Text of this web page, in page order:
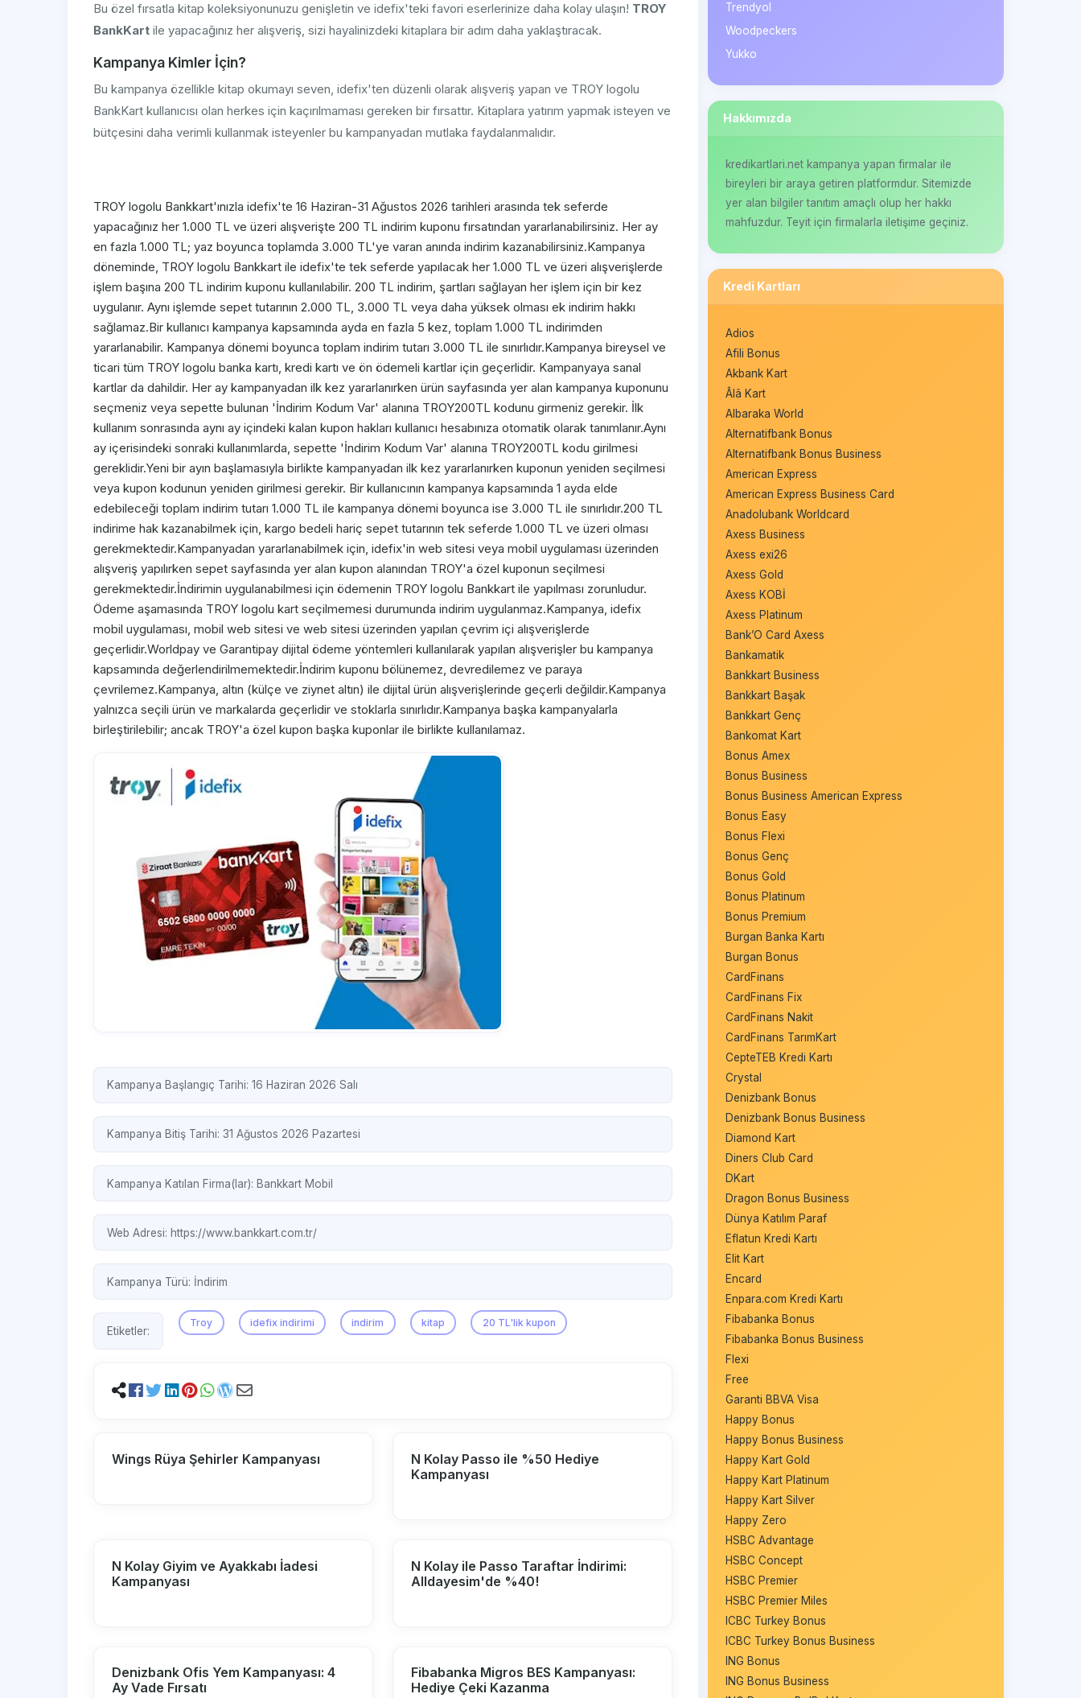
Bu özel fırsatla kitap koleksiyonunuzu genişletin ve idefix'teki favori eserlerinize daha kolay ulaşın! TROY
BankKart ile yapacağınız her alışveriş, sizi hayalinizdeki kitaplara bir adım daha yaklaştıracak.
Kampanya Kimler İçin?
Bu kampanya özellikle kitap okumayı seven, idefix'ten düzenli olarak alışveriş yapan ve TROY logolu
BankKart kullanıcısı olan herkes için kaçırılmaması gereken bir fırsattır. Kitaplara yatırım yapmak isteyen ve
bütçesini daha verimli kullanmak isteyenler bu kampanyadan mutlaka faydalanmalıdır.
TROY logolu Bankkart'ınızla idefix'te 16 Haziran-31 Ağustos 2026 tarihleri arasında tek seferde
yapacağınız her 1.000 TL ve üzeri alışverişte 200 TL indirim kuponu fırsatından yararlanabilirsiniz. Her ay
en fazla 1.000 TL; yaz boyunca toplamda 3.000 TL'ye varan anında indirim kazanabilirsiniz.Kampanya
döneminde, TROY logolu Bankkart ile idefix'te tek seferde yapılacak her 1.000 TL ve üzeri alışverişlerde
işlem başına 200 TL indirim kuponu kullanılabilir. 200 TL indirim, şartları sağlayan her işlem için bir kez
uygulanır. Aynı işlemde sepet tutarının 2.000 TL, 3.000 TL veya daha yüksek olması ek indirim hakkı
sağlamaz.Bir kullanıcı kampanya kapsamında ayda en fazla 5 kez, toplam 1.000 TL indirimden
yararlanabilir. Kampanya dönemi boyunca toplam indirim tutarı 3.000 TL ile sınırlıdır.Kampanya bireysel ve
ticari tüm TROY logolu banka kartı, kredi kartı ve ön ödemeli kartlar için geçerlidir. Kampanyaya sanal
kartlar da dahildir. Her ay kampanyadan ilk kez yararlanırken ürün sayfasında yer alan kampanya kuponunu
seçmeniz veya sepette bulunan 'İndirim Kodum Var' alanına TROY200TL kodunu girmeniz gerekir. İlk
kullanım sonrasında aynı ay içindeki kalan kupon hakları kullanıcı hesabınıza otomatik olarak tanımlanır.Aynı
ay içerisindeki sonraki kullanımlarda, sepette 'İndirim Kodum Var' alanına TROY200TL kodu girilmesi
gereklidir.Yeni bir ayın başlamasıyla birlikte kampanyadan ilk kez yararlanırken kuponun yeniden seçilmesi
veya kupon kodunun yeniden girilmesi gerekir. Bir kullanıcının kampanya kapsamında 1 ayda elde
edebileceği toplam indirim tutarı 1.000 TL ile kampanya dönemi boyunca ise 3.000 TL ile sınırlıdır.200 TL
indirime hak kazanabilmek için, kargo bedeli hariç sepet tutarının tek seferde 1.000 TL ve üzeri olması
gerekmektedir.Kampanyadan yararlanabilmek için, idefix'in web sitesi veya mobil uygulaması üzerinden
alışveriş yapılırken sepet sayfasında yer alan kupon alanından TROY'a özel kuponun seçilmesi
gerekmektedir.İndirimin uygulanabilmesi için ödemenin TROY logolu Bankkart ile yapılması zorunludur.
Ödeme aşamasında TROY logolu kart seçilmemesi durumunda indirim uygulanmaz.Kampanya, idefix
mobil uygulaması, mobil web sitesi ve web sitesi üzerinden yapılan çevrim içi alışverişlerde
geçerlidir.Worldpay ve Garantipay dijital ödeme yöntemleri kullanılarak yapılan alışverişler bu kampanya
kapsamında değerlendirilmemektedir.İndirim kuponu bölünemez, devredilemez ve paraya
çevrilemez.Kampanya, altın (külçe ve ziynet altın) ile dijital ürün alışverişlerinde geçerli değildir.Kampanya
yalnızca seçili ürün ve markalarda geçerlidir ve stoklarla sınırlıdır.Kampanya başka kampanyalarla
birleştirilebilir; ancak TROY'a özel kupon başka kuponlar ile birlikte kullanılamaz.
Kampanya Başlangıç Tarihi: 16 Haziran 2026 Salı
Kampanya Bitiş Tarihi: 31 Ağustos 2026 Pazartesi
Kampanya Katılan Firma(lar): Bankkart Mobil
Web Adresi: https://www.bankkart.com.tr/
Kampanya Türü: İndirim
Etiketler:
Troy idefix indirimi indirim kitap 20 TL'lik kupon
Wings Rüya Şehirler Kampanyası
N Kolay Passo ile %50 Hediye
Kampanyası
N Kolay Giyim ve Ayakkabı İadesi
Kampanyası
N Kolay ile Passo Taraftar İndirimi:
Alldayesim'de %40!
Denizbank Ofis Yem Kampanyası: 4
Ay Vade Fırsatı
Fibabanka Migros BES Kampanyası:
Hediye Çeki Kazanma
Trendyol
Woodpeckers
Yukko
Hakkımızda
kredikartlari.net kampanya yapan firmalar ile
bireyleri bir araya getiren platformdur. Sitemizde
yer alan bilgiler tanıtım amaçlı olup her hakkı
mahfuzdur. Teyit için firmalarla iletişime geçiniz.
Kredi Kartları
Adios
Afili Bonus
Akbank Kart
Âlâ Kart
Albaraka World
Alternatifbank Bonus
Alternatifbank Bonus Business
American Express
American Express Business Card
Anadolubank Worldcard
Axess Business
Axess exi26
Axess Gold
Axess KOBİ
Axess Platinum
Bank’O Card Axess
Bankamatik
Bankkart Business
Bankkart Başak
Bankkart Genç
Bankomat Kart
Bonus Amex
Bonus Business
Bonus Business American Express
Bonus Easy
Bonus Flexi
Bonus Genç
Bonus Gold
Bonus Platinum
Bonus Premium
Burgan Banka Kartı
Burgan Bonus
CardFinans
CardFinans Fix
CardFinans Nakit
CardFinans TarımKart
CepteTEB Kredi Kartı
Crystal
Denizbank Bonus
Denizbank Bonus Business
Diamond Kart
Diners Club Card
DKart
Dragon Bonus Business
Dünya Katılım Paraf
Eflatun Kredi Kartı
Elit Kart
Encard
Enpara.com Kredi Kartı
Fibabanka Bonus
Fibabanka Bonus Business
Flexi
Free
Garanti BBVA Visa
Happy Bonus
Happy Bonus Business
Happy Kart Gold
Happy Kart Platinum
Happy Kart Silver
Happy Zero
HSBC Advantage
HSBC Concept
HSBC Premier
HSBC Premier Miles
ICBC Turkey Bonus
ICBC Turkey Bonus Business
ING Bonus
ING Bonus Business